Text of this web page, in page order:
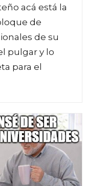
acá está la
de
de su
pulgar y lo
para el